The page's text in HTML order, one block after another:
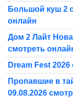
Большой куш 2
онлайн
Дом 2 Лайт
смотреть
Dream Fest
Пропавшие в
09.08.2026